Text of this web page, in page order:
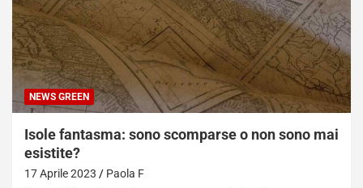
NEWS GREEN
Isole fantasma: sono scomparse o non sono mai
esistite?
17 Aprile 2023 Paola F